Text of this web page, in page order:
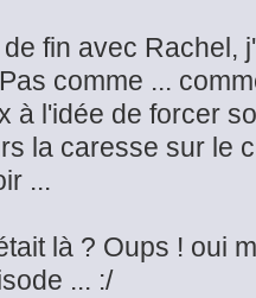
fin avec Rachel,
comme ...
à l'idée de forcer
la caresse sur le
...
là ? Oups ! oui
... :/